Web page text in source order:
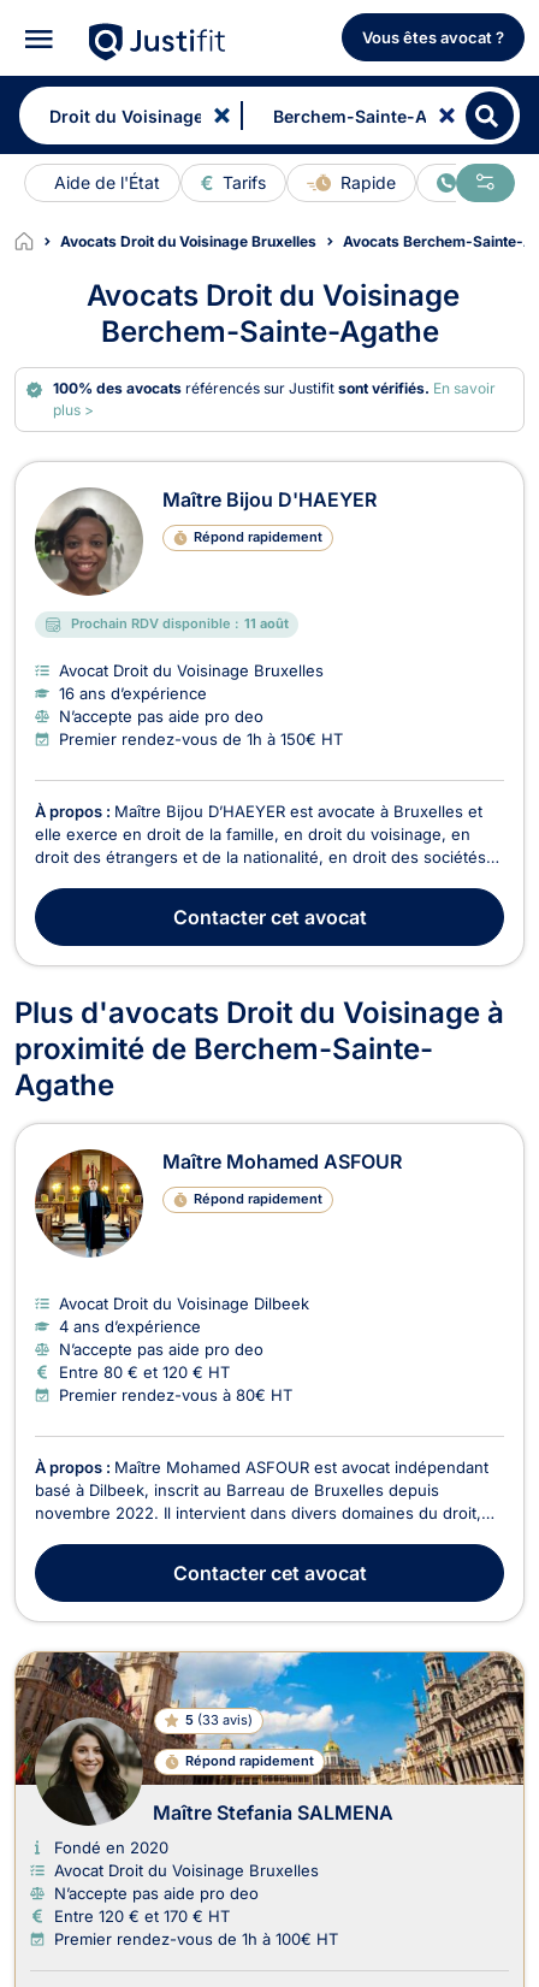
Vous êtes avocat ?
Aide de l'État Tarifs Rapide En ligne
Avocats Droit du Voisinage Bruxelles Avocats Berchem-Sainte-
Avocats Droit du Voisinage
Berchem-Sainte-Agathe
100% des avocats référencés sur Justifitsont vérifiés. En savoir
plus >
Avocats en Droit du Voisinage à
Maître Bijou D'HAEYER
Répond rapidement
Prochain RDV disponible : 11 août
Avocat Droit du Voisinage Bruxelles
16 ans d’expérience
N’accepte pas aide pro deo
Premier rendez-vous de 1h à 150€ HT
À propos : Maître Bijou D’HAEYER est avocate à Bruxelles et
elle exerce en droit de la famille, en droit du voisinage, en
droit des étrangers et de la nationalité, en droit des sociétés
En droit de la famille, Maître Bijou D’HAEYER traite les litiges
relatifs au divorce, à ...Contactercet avocat
Plus d'avocats Droit du Voisinage à
proximité de Berchem-Sainte-
Agathe
Maître Mohamed ASFOUR
Répond rapidement
Avocat Droit du Voisinage Dilbeek
4 ans d’expérience
N’accepte pas aide pro deo
Entre 80 € et 120 € HT
Premier rendez-vous à 80€ HT
À propos : Maître Mohamed ASFOUR est avocat indépendant
basé à Dilbeek, inscrit au Barreau de Bruxelles depuis
novembre 2022. Il intervient dans divers domaines du droit,
de conduire, Droit Civil, Divorce, Droit du Voisinage, Dommage
Corporel et Responsabilité civile, Droit P...
Contactercet avocat
5 (33 avis)
Répond rapidement
Maître Stefania SALMENA
Fondé en 2020
Avocat Droit du Voisinage Bruxelles
N’accepte pas aide pro deo
Entre 120 € et 170 € HT
Premier rendez-vous de 1h à 100€ HT